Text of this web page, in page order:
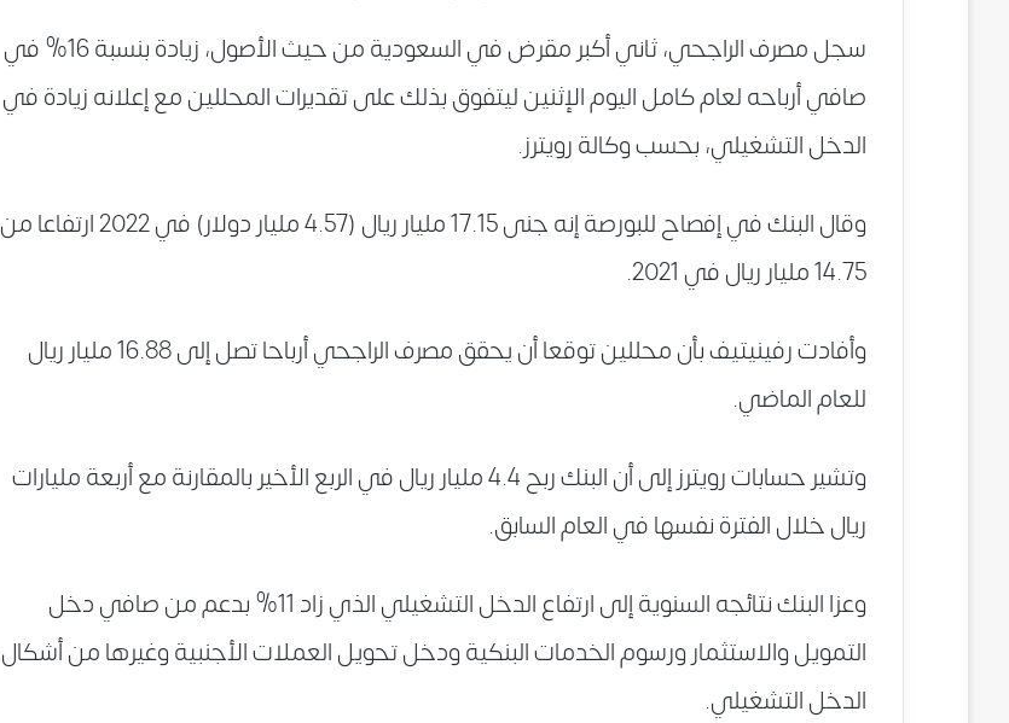
سجل مصرف الراجحي، ثاني أكبر مقرض في السعودية من حيث الأصول، زيادة بنسبة 16% في
صافي أرباحه لعام كامل اليوم الإثنين ليتفوق بذلك على تقديرات المحللين مع إعلانه زيادة في
الدخل التشغيلي، بحسب وكالة رويترز.
وقال البنك في إفصاح للبورصة إنه جنى 17.15 مليار ريال (4.57 مليار دولار) في 2022 ارتفاعا من
14.75 مليار ريال في 2021.
وأفادت رفينيتيف بأن محللين توقعا أن يحقق مصرف الراجحي أرباحا تصل إلى 16.88 مليار ريال
للعام الماضي.
وتشير حسابات رويترز إلى أن البنك ربح 4.4 مليار ريال في الربع الأخير بالمقارنة مع أربعة مليارات
ريال خلال الفترة نفسها في العام السابق.
وعزا البنك نتائجه السنوية إلى ارتفاع الدخل التشغيلي الذي زاد 11% بدعم من صافي دخل
التمويل والاستثمار ورسوم الخدمات البنكية ودخل تحويل العملات الأجنبية وغيرها من أشكال
الدخل التشغيلي.